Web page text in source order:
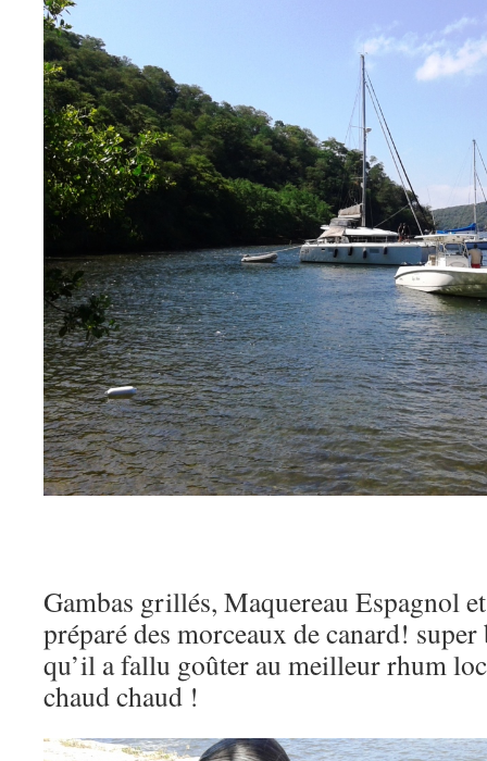
Gambas grillés, Maquereau Espagnol
préparé des morceaux de canard!
qu’il a fallu goûter au meilleur rhum
chaud chaud !